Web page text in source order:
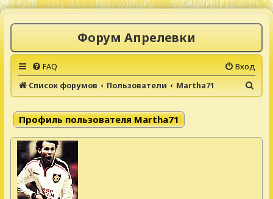
Форум Апрелевки
FAQ
Вход
Список форумов
Пользователи Martha71
о
Профиль пользователя Martha71